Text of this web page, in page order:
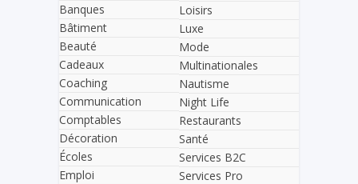
Banques
Bâtiment
Beauté
Cadeaux
Coaching
Communication
Comptables
Décoration
Écoles
Emploi
Loisirs
Luxe
Mode
Multinationales
Nautisme
Night Life
Restaurants
Santé
Services B2C
Services Pro